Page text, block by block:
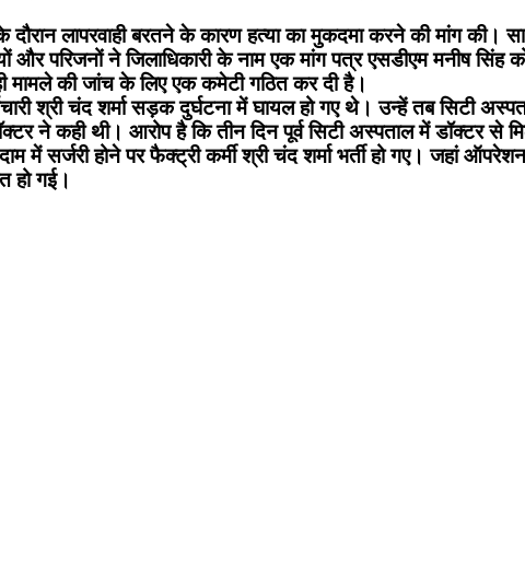
लापरवाही बरतने के कारण हत्या का मुकदमा करने की मांग की।
और परिजनों ने जिलाधिकारी के नाम एक मांग पत्र एसडीएम मनीष सिंह
मामले की जांच के लिए एक कमेटी गठित कर दी है।
श्री चंद शर्मा सड़क दुर्घटना में घायल हो गए थे। उन्हें तब सिटी
ने कही थी। आरोप है कि तीन दिन पूर्व सिटी अस्पताल में डॉक्टर से
में सर्जरी होने पर फैक्ट्री कर्मी श्री चंद शर्मा भर्ती हो गए। जहां
हो गई।